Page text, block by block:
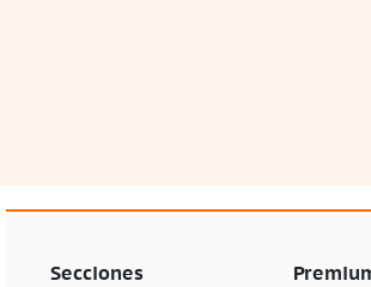
Secciones